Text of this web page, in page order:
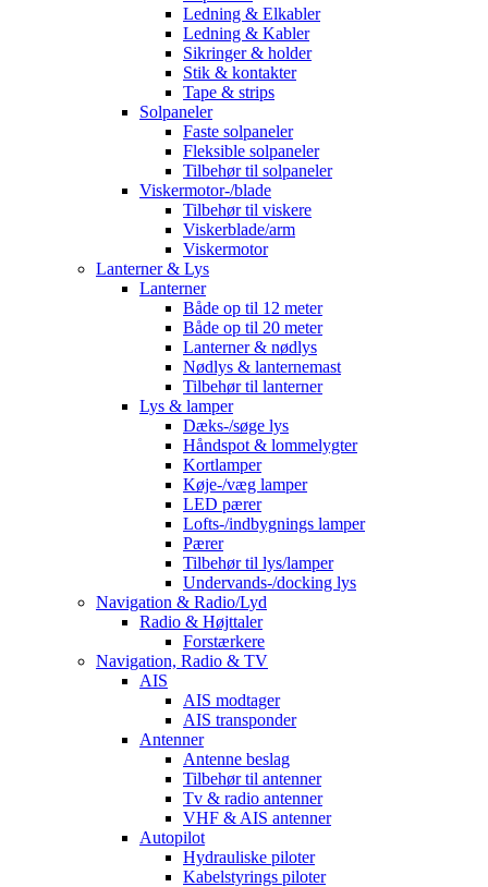
Ledning & Elkabler
Ledning & Kabler
Sikringer & holder
Stik & kontakter
Tape & strips
Solpaneler
Faste solpaneler
Fleksible solpaneler
Tilbehør til solpaneler
Viskermotor-/blade
Tilbehør til viskere
Viskerblade/arm
Viskermotor
Lanterner & Lys
Lanterner
Både op til 12 meter
Både op til 20 meter
Lanterner & nødlys
Nødlys & lanternemast
Tilbehør til lanterner
Lys & lamper
Dæks-/søge lys
Håndspot & lommelygter
Kortlamper
Køje-/væg lamper
LED pærer
Lofts-/indbygnings lamper
Pærer
Tilbehør til lys/lamper
Undervands-/docking lys
Navigation & Radio/Lyd
Radio & Højttaler
Forstærkere
Navigation, Radio & TV
AIS
AIS modtager
AIS transponder
Antenner
Antenne beslag
Tilbehør til antenner
Tv & radio antenner
VHF & AIS antenner
Autopilot
Hydrauliske piloter
Kabelstyrings piloter